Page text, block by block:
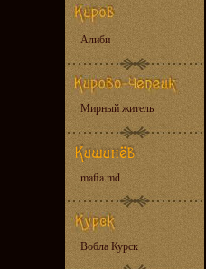
Алиби
Мирный житель
mafia.md
Вобла Курск